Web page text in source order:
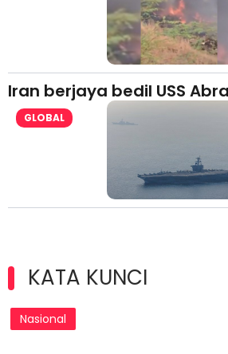
Iran berjaya bedil USS
GLOBAL
KATA KUNCI
Nasional